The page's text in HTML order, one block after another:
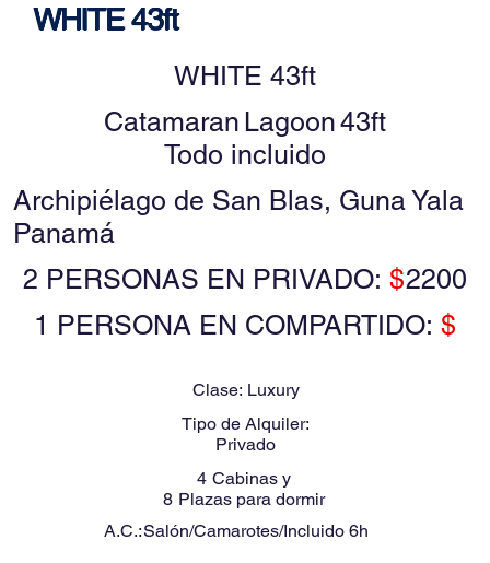
WHITE 43ft
WHITE 43ft
Catamaran Lagoon43ft
Todo incluido
Archipiélago de San Blas, Guna Yala
Panamá
2 PERSONAS EN PRIVADO:$2200
1 PERSONA EN COMPARTIDO: $
Clase: Luxury
Tipo de Alquiler:
Privado
4 Cabinas y
8 Plazas para dormir
A.C.:Salón/Camarotes/Incluido 6h